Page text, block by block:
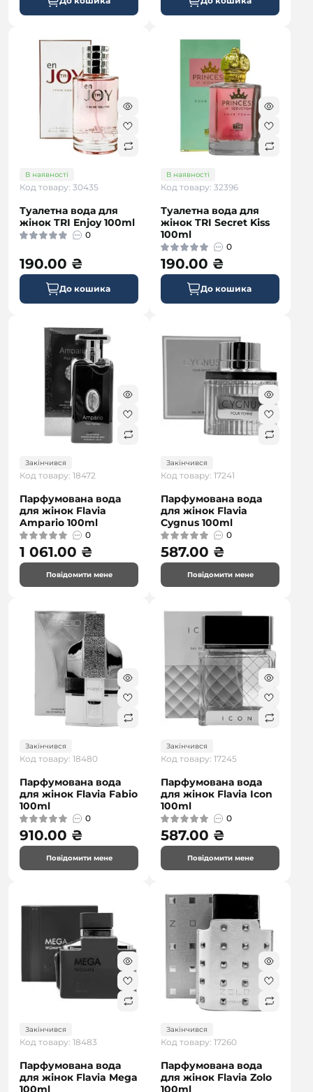
В наявності
Код товару: 30435
Туалетна вода для
жінок TRI Enjoy 100ml
0
190.00 ₴
До кошика
В наявності
Код товару: 32396
Туалетна вода для
жінок TRI Secret Kiss
100ml
0
190.00 ₴
До кошика
Закінчився
Код товару: 18472
Парфумована вода
для жінок Flavia
Ampario 100ml
0
1 061.00 ₴
Повідомити мене
Закінчився
Код товару: 17241
Парфумована вода
для жінок Flavia
Cygnus 100ml
0
587.00 ₴
Повідомити мене
Закінчився
Код товару: 18480
Парфумована вода
для жінок Flavia Fabio
100ml
0
910.00 ₴
Повідомити мене
Закінчився
Код товару: 17245
Парфумована вода
для жінок Flavia Icon
100ml
0
587.00 ₴
Повідомити мене
Закінчився
Код товару: 18483
Парфумована вода
для жінок Flavia Mega
100ml
Закінчився
Код товару: 17260
Парфумована вода
для жінок Flavia Zolo
100ml